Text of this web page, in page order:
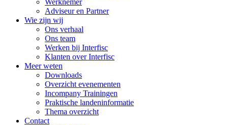
Werknemer
Adviseur en Partner
Wie zijn wij
Ons verhaal
Ons team
Werken bij Interfisc
Klanten over Interfisc
Meer weten
Downloads
Overzicht evenementen
Incompany Trainingen
Praktische landeninformatie
Thema overzicht
Contact